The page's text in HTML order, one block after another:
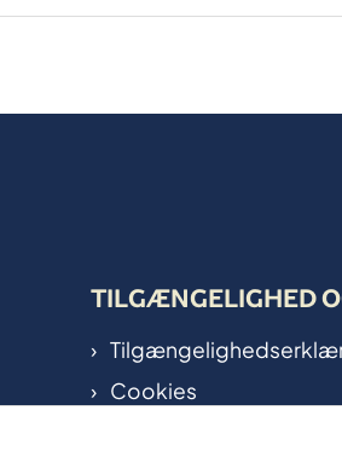
TILGÆNGELIGHED
Cookies